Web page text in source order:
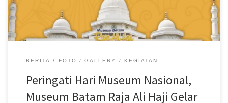
BERITA FOTO GALLERY KEGIATAN
Peringati Hari Museum Nasional,
Museum Batam Raja Ali Haji Gelar